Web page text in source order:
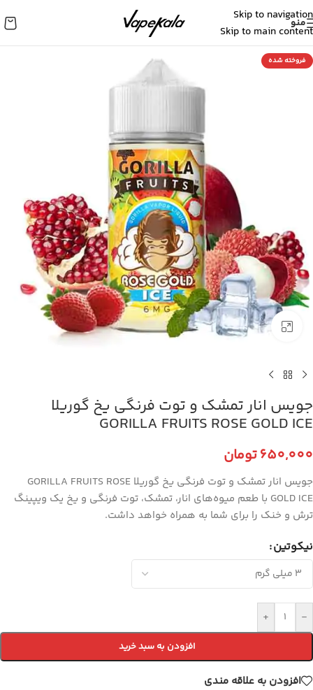
Skip to navigation
Skip to main content
منو
فروخته شده
برای بزرگنمایی کلیک کنید
جویس انار تمشک و توت فرنگی یخ گوریلا
GORILLA FRUITS ROSE GOLD ICE
650,000تومان
جویس انار تمشک و توت فرنگی یخ گوریلا GORILLA FRUITS ROSE
GOLD ICE با طعم میوه‌های انار، تمشک، توت فرنگی و یخ یک ویپینگ
ترش و خنک را برای شما به همراه خواهد داشت.
نیکوتین
-
+
افزودن به سبد خرید
افزودن به علاقه مندی